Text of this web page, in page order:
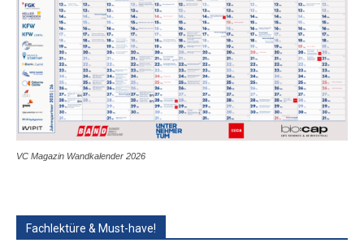
VC Magazin Wandkalender 2026
Fachlektüre & Must-have!